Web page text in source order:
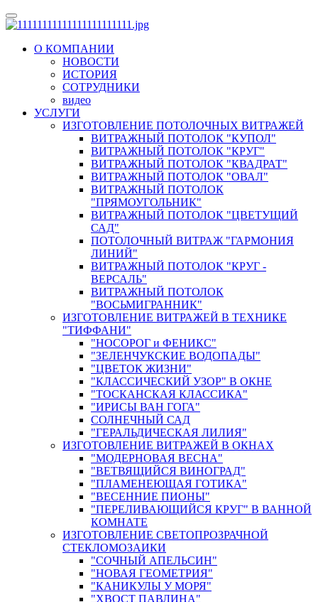
О КОМПАНИИ
НОВОСТИ
ИСТОРИЯ
СОТРУДНИКИ
видео
УСЛУГИ
ИЗГОТОВЛЕНИЕ ПОТОЛОЧНЫХ ВИТРАЖЕЙ
ВИТРАЖНЫЙ ПОТОЛОК "КУПОЛ"
ВИТРАЖНЫЙ ПОТОЛОК "КРУГ"
ВИТРАЖНЫЙ ПОТОЛОК "КВАДРАТ"
ВИТРАЖНЫЙ ПОТОЛОК "ОВАЛ"
ВИТРАЖНЫЙ ПОТОЛОК
"ПРЯМОУГОЛЬНИК"
ВИТРАЖНЫЙ ПОТОЛОК "ЦВЕТУЩИЙ
САД"
ПОТОЛОЧНЫЙ ВИТРАЖ "ГАРМОНИЯ
ЛИНИЙ"
ВИТРАЖНЫЙ ПОТОЛОК "КРУГ -
ВЕРСАЛЬ"
ВИТРАЖНЫЙ ПОТОЛОК
"ВОСЬМИГРАННИК"
ИЗГОТОВЛЕНИЕ ВИТРАЖЕЙ В ТЕХНИКЕ
"ТИФФАНИ"
"НОСОРОГ и ФЕНИКС"
"ЗЕЛЕНЧУКСКИЕ ВОДОПАДЫ"
"ЦВЕТОК ЖИЗНИ"
"КЛАССИЧЕСКИЙ УЗОР" В ОКНЕ
"ТОСКАНСКАЯ КЛАССИКА"
"ИРИСЫ ВАН ГОГА"
СОЛНЕЧНЫЙ САД
"ГЕРАЛЬДИЧЕСКАЯ ЛИЛИЯ"
ИЗГОТОВЛЕНИЕ ВИТРАЖЕЙ В ОКНАХ
"МОДЕРНОВАЯ ВЕСНА"
"ВЕТВЯЩИЙСЯ ВИНОГРАД"
"ПЛАМЕНЕЮЩАЯ ГОТИКА"
"ВЕСЕННИЕ ПИОНЫ"
"ПЕРЕЛИВАЮЩИЙСЯ КРУГ" В ВАННОЙ
КОМНАТЕ
ИЗГОТОВЛЕНИЕ СВЕТОПРОЗРАЧНОЙ
СТЕКЛОМОЗАИКИ
"СОЧНЫЙ АПЕЛЬСИН"
"НОВАЯ ГЕОМЕТРИЯ"
"КАНИКУЛЫ У МОРЯ"
"ХВОСТ ПАВЛИНА"